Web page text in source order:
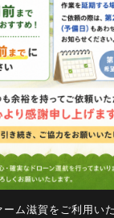
ム滋賀をご利用い